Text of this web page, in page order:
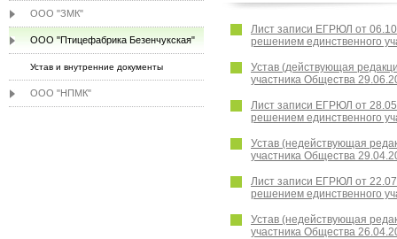
ООО "ЗМК"
ООО "Птицефабрика Безенчукская"
Устав и внутренние документы
ООО "НПМК"
Лист записи ЕГРЮЛ от
решением единственного
Устав (действующая
участника Общества
Лист записи ЕГРЮЛ от
решением единственного
Устав (недействующая
участника Общества
Лист записи ЕГРЮЛ от
решением единственного
Устав (недействующая
участника Общества